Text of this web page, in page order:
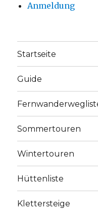
Anmeldung
Startseite
Guide
Sommertouren
Wintertouren
Hüttenliste
Klettersteige